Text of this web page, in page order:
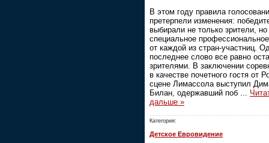
В этом году правила
претерпели изменения:
выбирали не только зрители, но
специальное
от каждой из стран-участниц.
последнее слово все равно
зрителями. В заключении
в качестве почетного гостя от
сцене Лимассола выступил
Билан, одержавший поб
дальше »
Категория:
Детское Евровидение